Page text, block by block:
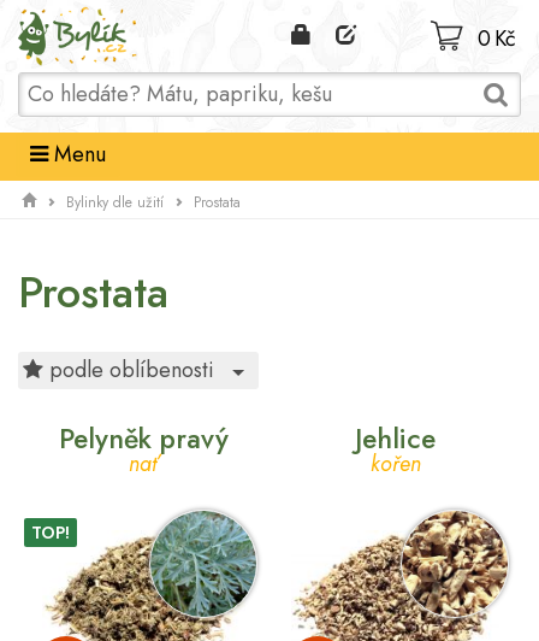
Domů
0 Kč
Menu
Bylinky dle užití Prostata
Prostata
podle oblíbenosti Toggle Dropdown
Pelyněk pravý
nať
TOP!
Jehlice
kořen